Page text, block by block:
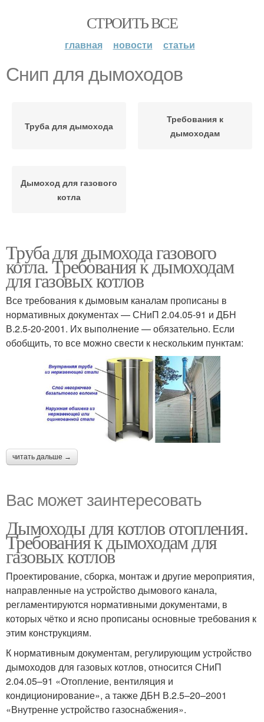
СТРОИТЬ ВСЕ
главная новости статьи
Снип для дымоходов
Труба для дымохода
Требования к
дымоходам
Дымоход для газового
котла
Труба для дымохода газового
котла. Требования к дымоходам
для газовых котлов
Все требования к дымовым каналам прописаны в
нормативных документах — СНиП 2.04.05-91 и ДБН
В.2.5-20-2001. Их выполнение — обязательно. Если
обобщить, то все можно свести к нескольким пунктам:
читать дальше →
Вас может заинтересовать
Дымоходы для котлов отопления.
Требования к дымоходам для
газовых котлов
Проектирование, сборка, монтаж и другие мероприятия,
направленные на устройство дымового канала,
регламентируются нормативными документами, в
которых чётко и ясно прописаны основные требования к
этим конструкциям.
К нормативным документам, регулирующим устройство
дымоходов для газовых котлов, относится СНиП
2.04.05–91 «Отопление, вентиляция и
кондиционирование», а также ДБН В.2.5–20–2001
«Внутренне устройство газоснабжения».